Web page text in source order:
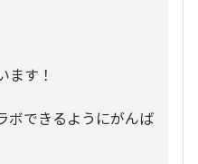
ます！
ボできるようにがんば